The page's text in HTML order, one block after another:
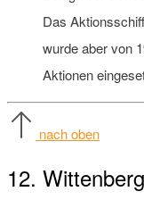
Das
wurde aber von
Aktionen
nach oben
12.